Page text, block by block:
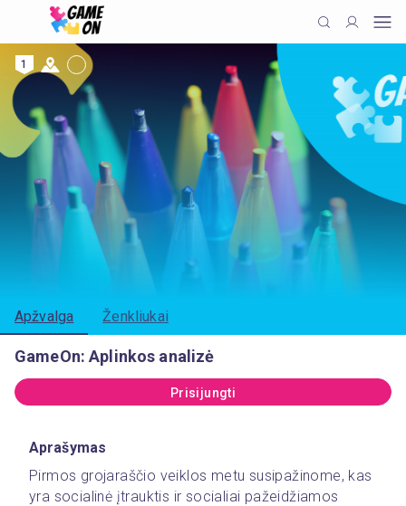
1
Apžvalga Ženkliukai
GameOn: Aplinkos analizė
Prisijungti
Aprašymas
Pirmos grojaraščio veiklos metu susipažinome, kas
yra socialinė įtrauktis ir socialiai pažeidžiamos